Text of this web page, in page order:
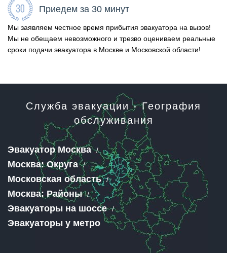
Приедем за 30 минут
Мы заявляем честное время прибытия эвакуатора на вызов!
Мы не обещаем невозможного и трезво оцениваем реальные
сроки подачи эвакуатора в Москве и Московской области!
Служба эвакуации - География
обслуживания
Эвакуатор Москва
Москва: Округа
Московская область
Москва: Районы
Эвакуаторы на шоссе
Эвакуаторы у метро